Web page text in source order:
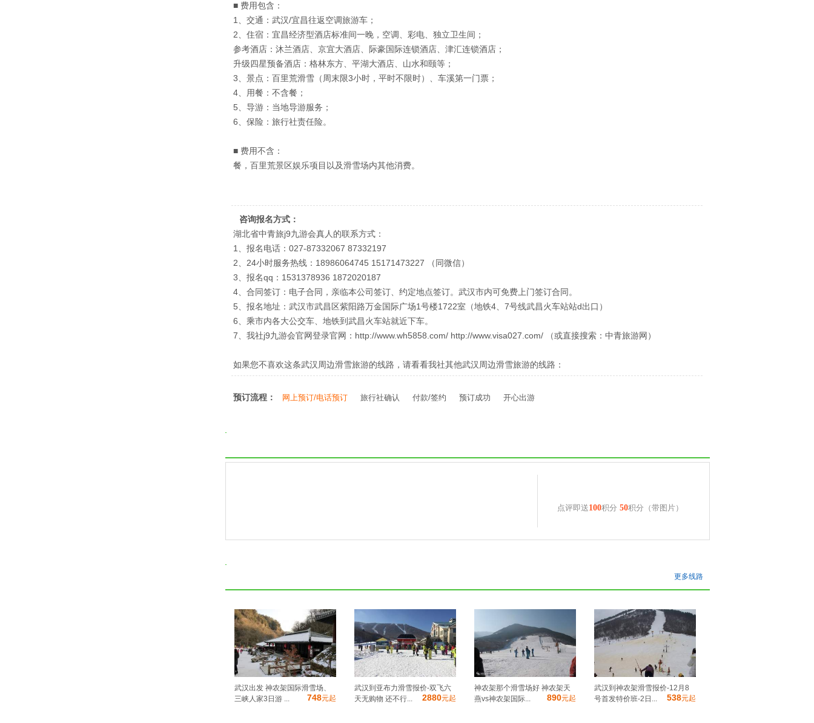
■ 费用包含：
1、交通：武汉/宜昌往返空调旅游车；
2、住宿：宜昌经济型酒店标准间一晚，空调、彩电、独立卫生间；
参考酒店：沐兰酒店、京宜大酒店、际豪国际连锁酒店、津汇连锁酒店；
升级四星预备酒店：格林东方、平湖大酒店、山水和颐等；
3、景点：百里荒滑雪（周末限3小时，平时不限时）、车溪第一门票；
4、用餐：不含餐；
5、导游：当地导游服务；
6、保险：旅行社责任险。
■ 费用不含：
餐，百里荒景区娱乐项目以及滑雪场内其他消费。
咨询报名方式：
湖北省中青旅j9九游会真人的联系方式：
1、报名电话：027-87332067 87332197
2、24小时服务热线：18986064745 15171473227 （同微信）
3、报名qq：1531378936 1872020187
4、合同签订：电子合同，亲临本公司签订、约定地点签订。武汉市内可免费上门签订合同。
5、报名地址：武汉市武昌区紫阳路万金国际广场1号楼1722室（地铁4、7号线武昌火车站站d出口）
6、乘市内各大公交车、地铁到武昌火车站就近下车。
7、我社j9九游会官网登录官网：http://www.wh5858.com/ http://www.visa027.com/ （或直接搜索：中青旅游网）
如果您不喜欢这条武汉周边滑雪旅游的线路，请看看我社其他武汉周边滑雪旅游的线路：
预订流程： 网上预订/电话预订 旅行社确认 付款/签约 预订成功 开心出游
点评即送100积分 50积分（带图片）
更多线路
武汉出发 神农架国际滑雪场、
三峡人家3日游 ...
748元起
武汉到亚布力滑雪报价-双飞六
天无购物 还不行...
2880元起
神农架那个滑雪场好 神农架天
燕vs神农架国际...
890元起
武汉到神农架滑雪报价-12月8
号首发特价班-2日...
538元起